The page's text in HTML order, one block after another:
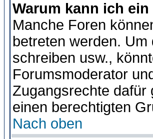
Warum kann ich
Manche Foren
betreten werden.
schreiben usw.,
Forumsmoderator
Zugangsrechte dafür
einen berechtigten
Nach oben